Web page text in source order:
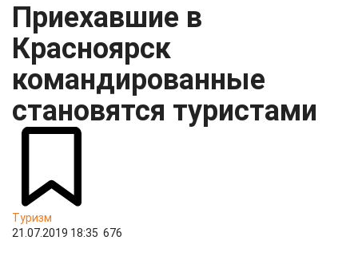
Приехавшие в
Красноярск
командированные
становятся туристами
Туризм
21.07.2019 18:35 676